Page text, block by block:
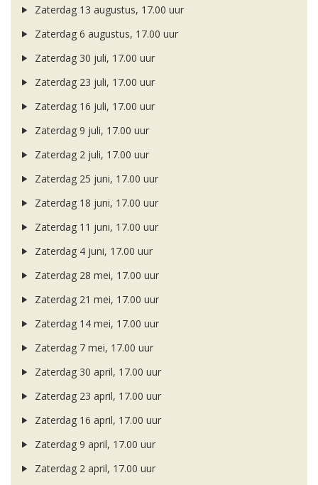
Zaterdag 13 augustus, 17.00 uur
Zaterdag 6 augustus, 17.00 uur
Zaterdag 30 juli, 17.00 uur
Zaterdag 23 juli, 17.00 uur
Zaterdag 16 juli, 17.00 uur
Zaterdag 9 juli, 17.00 uur
Zaterdag 2 juli, 17.00 uur
Zaterdag 25 juni, 17.00 uur
Zaterdag 18 juni, 17.00 uur
Zaterdag 11 juni, 17.00 uur
Zaterdag 4 juni, 17.00 uur
Zaterdag 28 mei, 17.00 uur
Zaterdag 21 mei, 17.00 uur
Zaterdag 14 mei, 17.00 uur
Zaterdag 7 mei, 17.00 uur
Zaterdag 30 april, 17.00 uur
Zaterdag 23 april, 17.00 uur
Zaterdag 16 april, 17.00 uur
Zaterdag 9 april, 17.00 uur
Zaterdag 2 april, 17.00 uur